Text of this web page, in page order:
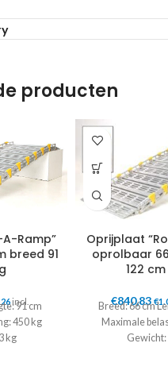
producten
Ramp”
breed 91
incl.
91 cm
450 kg
kg
Oprijplaat
oprolbaar
122
€840,83 €
Breed: 66 cm
Maximale
Gewicht: